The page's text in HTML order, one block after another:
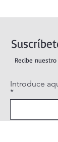
Recibe
Introduce